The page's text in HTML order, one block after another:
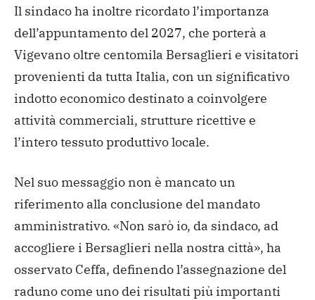
Il sindaco ha inoltre ricordato l’importanza
dell’appuntamento del 2027, che porterà a
Vigevano oltre centomila Bersaglieri e visitatori
provenienti da tutta Italia, con un significativo
indotto economico destinato a coinvolgere
attività commerciali, strutture ricettive e
l’intero tessuto produttivo locale.
Nel suo messaggio non è mancato un
riferimento alla conclusione del mandato
amministrativo. «Non sarò io, da sindaco, ad
accogliere i Bersaglieri nella nostra città», ha
osservato Ceffa, definendo l’assegnazione del
raduno come uno dei risultati più importanti